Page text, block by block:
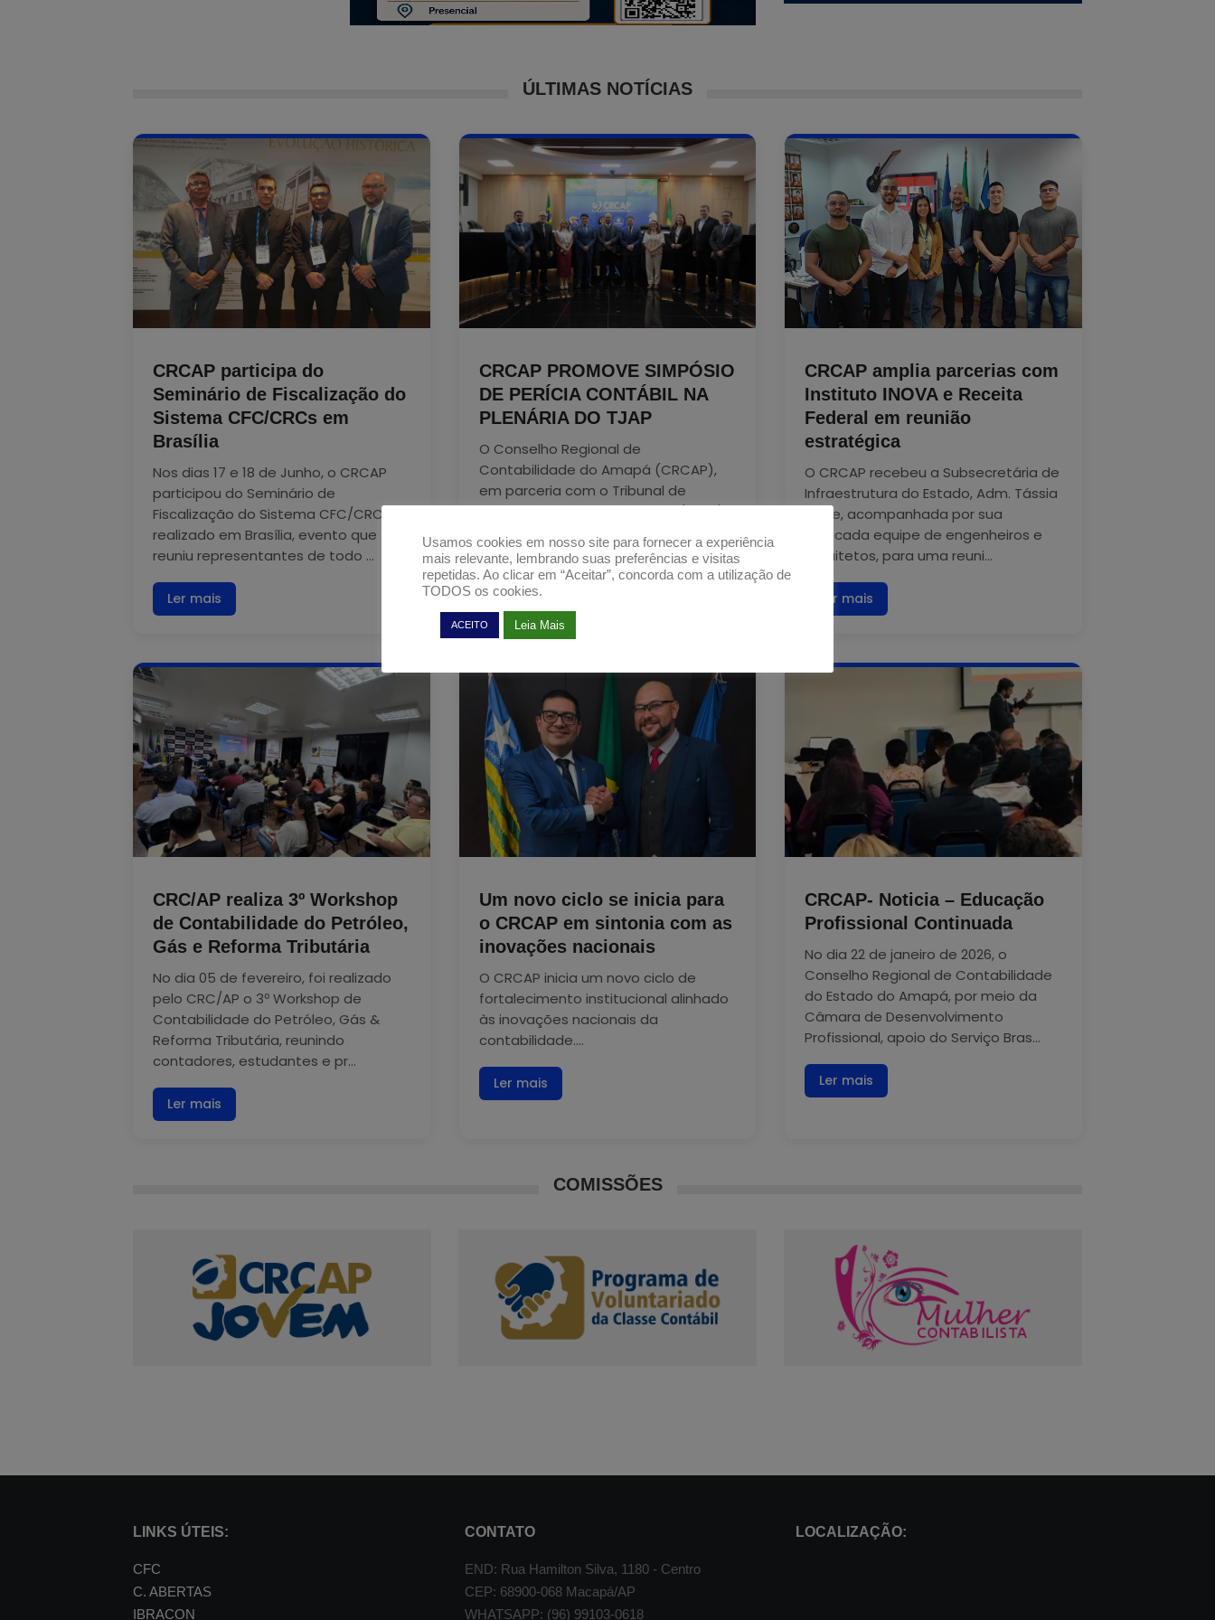
ÚLTIMAS NOTÍCIAS
CRCAP participa do
Seminário de Fiscalização do
Sistema CFC/CRCs em
Brasília
Nos dias 17 e 18 de Junho, o CRCAP
participou do Seminário de
Fiscalização do Sistema CFC/CRCs,
realizado em Brasília, evento que
reuniu representantes de todo ...
Ler mais
CRCAP PROMOVE SIMPÓSIO
DE PERÍCIA CONTÁBIL NA
PLENÁRIA DO TJAP
O Conselho Regional de
Contabilidade do Amapá (CRCAP),
em parceria com o Tribunal de
Justiça do Estado do Amapá (TJAP),
...
Ler mais
CRCAP amplia parcerias com
Instituto INOVA e Receita
Federal em reunião
estratégica
O CRCAP recebeu a Subsecretária de
Infraestrutura do Estado, Adm. Tássia
Freire, acompanhada por sua
dedicada equipe de engenheiros e
arquitetos, para uma reuni...
Ler mais
CRC/AP realiza 3º Workshop
de Contabilidade do Petróleo,
Gás e Reforma Tributária
No dia 05 de fevereiro, foi realizado
pelo CRC/AP o 3º Workshop de
Contabilidade do Petróleo, Gás &
Reforma Tributária, reunindo
contadores, estudantes e pr...
Ler mais
Um novo ciclo se inicia para
o CRCAP em sintonia com as
inovações nacionais
O CRCAP inicia um novo ciclo de
fortalecimento institucional alinhado
às inovações nacionais da
contabilidade....
Ler mais
CRCAP- Noticia – Educação
Profissional Continuada
No dia 22 de janeiro de 2026, o
Conselho Regional de Contabilidade
do Estado do Amapá, por meio da
Câmara de Desenvolvimento
Profissional, apoio do Serviço Bras...
Ler mais
COMISSÕES
LINKS ÚTEIS:
CFC
C. ABERTAS
IBRACON
CONTATO
END: Rua Hamilton Silva, 1180 - Centro
CEP: 68900-068 Macapá/AP
WHATSAPP: (96) 99103-0618
LOCALIZAÇÃO:
Usamos cookies em nosso site para fornecer a experiência
mais relevante, lembrando suas preferências e visitas
repetidas. Ao clicar em “Aceitar”, concorda com a utilização de
TODOS os cookies.
ACEITO Leia Mais